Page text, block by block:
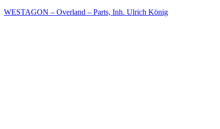
WESTAGON – Overland – Parts, Inh. Ulrich König